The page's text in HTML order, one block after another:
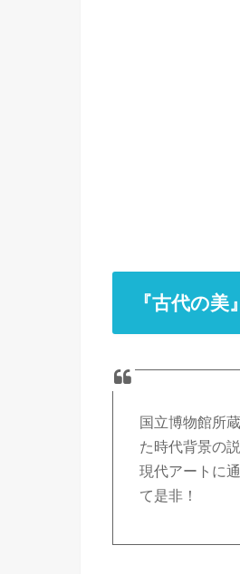
『古代の美
国立博物館所
た時代背景の
現代アートに
て是非！